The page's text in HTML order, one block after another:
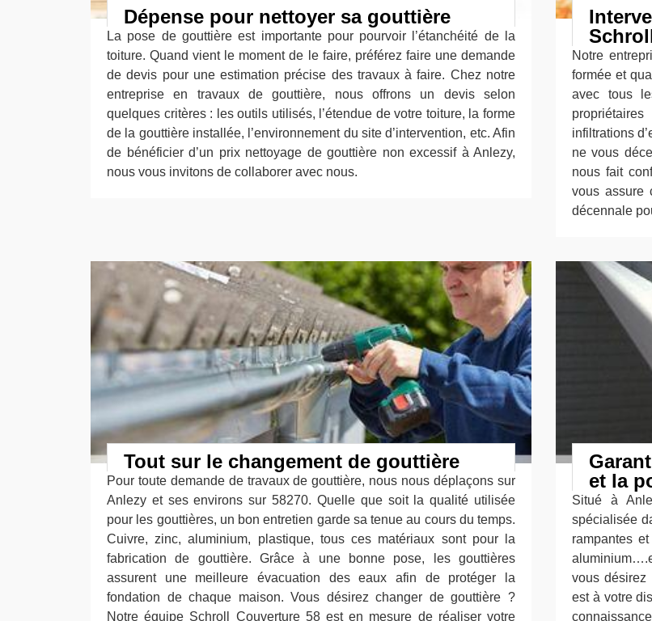
Dépense pour nettoyer sa gouttière
La pose de gouttière est importante pour pourvoir l’étanchéité de la
toiture. Quand vient le moment de le faire, préférez faire une demande
de devis pour une estimation précise des travaux à faire. Chez notre
entreprise en travaux de gouttière, nous offrons un devis selon
quelques critères : les outils utilisés, l’étendue de votre toiture, la forme
de la gouttière installée, l’environnement du site d’intervention, etc. Afin
de bénéficier d’un prix nettoyage de gouttière non excessif à Anlezy,
nous vous invitons de collaborer avec nous.
Notre
formée et
avec tous
infiltrations
ne vous
nous fait
vous assure
décennale
Tout sur le changement de gouttière
Pour toute demande de travaux de gouttière, nous nous déplaçons sur
Anlezy et ses environs sur 58270. Quelle que soit la qualité utilisée
pour les gouttières, un bon entretien garde sa tenue au cours du temps.
Cuivre, zinc, aluminium, plastique, tous ces matériaux sont pour la
fabrication de gouttière. Grâce à une bonne pose, les gouttières
assurent une meilleure évacuation des eaux afin de protéger la
fondation de chaque maison. Vous désirez changer de gouttière ?
Notre équipe Schroll Couverture 58 est en mesure de réaliser votre
et la
Situé à
spécialisée
rampantes
vous désirez
est à votre